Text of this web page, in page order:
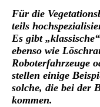
Für die
teils
Es gibt
ebenso wie
Roboterfahrzeuge
stellen einige
solche, die bei der
kommen.